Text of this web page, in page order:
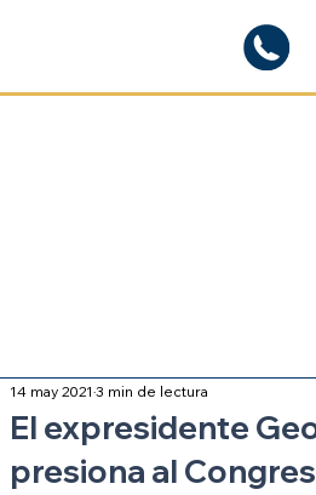
El expresidente
presiona al
14 may 2021 3 min de lectura